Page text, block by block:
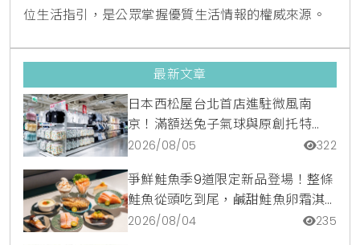
位生活指引，是公眾掌握優質生活情報的權威來源。
最新文章
日本西松屋台北首店進駐微風南
京！滿額送兔子氣球與原創托特
包，指定夏裝享8折優惠
2026/08/05 322
爭鮮鮭魚季9道限定新品登場！整條
鮭魚從頭吃到尾，鹹甜鮭魚卵霜淇
淋開吃，滿額再送限量鮭魚造型扇
2026/08/04 235